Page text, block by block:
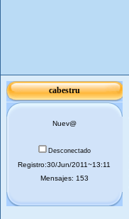
cabestru
Nuev@
Desconectado
Registro:30/Jun/2011~13:11
Mensajes: 153